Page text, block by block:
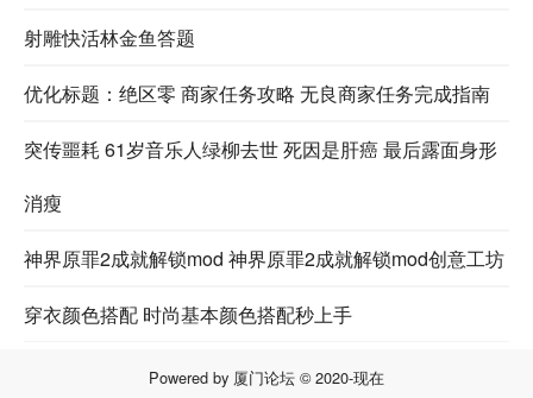
射雕快活林金鱼答题
优化标题：绝区零 商家任务攻略 无良商家任务完成指南
突传噩耗 61岁音乐人绿柳去世 死因是肝癌 最后露面身形
消瘦
神界原罪2成就解锁mod 神界原罪2成就解锁mod创意工坊
穿衣颜色搭配 时尚基本颜色搭配秒上手
Powered by 厦门论坛 © 2020-现在